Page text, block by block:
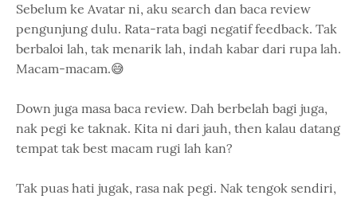
Sebelum ke Avatar ni, aku search dan baca review
pengunjung dulu. Rata-rata bagi negatif feedback. Tak
berbaloi lah, tak menarik lah, indah kabar dari rupa lah.
Macam-macam.😅
Down juga masa baca review. Dah berbelah bagi juga,
nak pegi ke taknak. Kita ni dari jauh, then kalau datang
tempat tak best macam rugi lah kan?
Tak puas hati jugak, rasa nak pegi. Nak tengok sendiri,